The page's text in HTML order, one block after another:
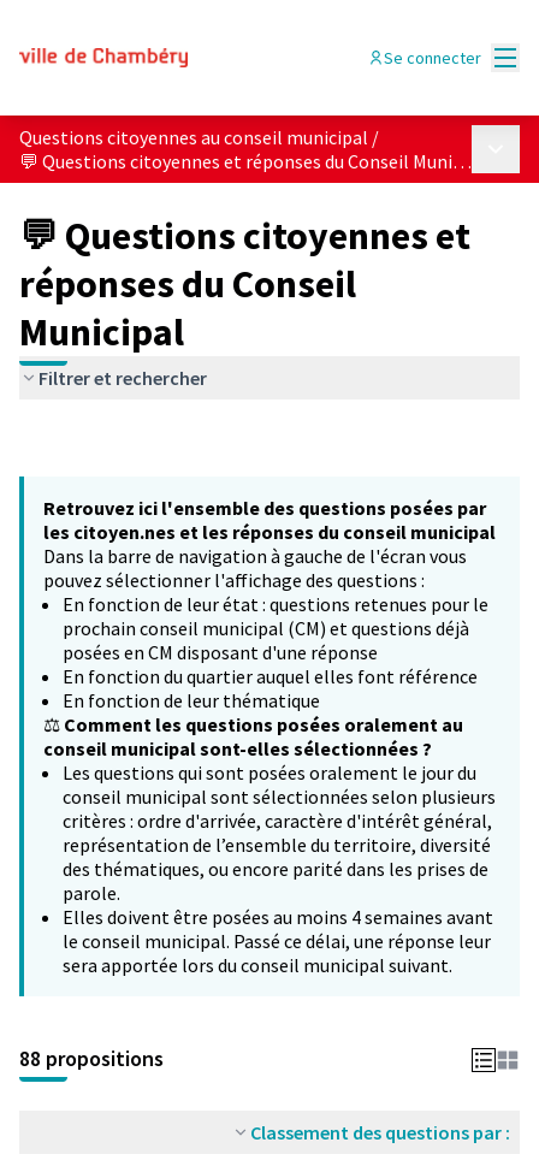
Se connecter
Questions citoyennes au conseil municipal /
💬 Questions citoyennes et réponses du Conseil Municipal
💬 Questions citoyennes et
réponses du Conseil
Municipal
Filtrer et rechercher
Retrouvez ici l'ensemble des questions posées par
les citoyen.nes et les réponses du conseil municipal
Dans la barre de navigation à gauche de l'écran vous
pouvez sélectionner l'affichage des questions :
En fonction de leur état : questions retenues pour le
prochain conseil municipal (CM) et questions déjà
posées en CM disposant d'une réponse
En fonction du quartier auquel elles font référence
En fonction de leur thématique
⚖️ Comment les questions posées oralement au
conseil municipal sont-elles sélectionnées ?
Les questions qui sont posées oralement le jour du
conseil municipal sont sélectionnées selon plusieurs
critères : ordre d'arrivée, caractère d'intérêt général,
représentation de l’ensemble du territoire, diversité
des thématiques, ou encore parité dans les prises de
parole.
Elles doivent être posées au moins 4 semaines avant
le conseil municipal. Passé ce délai, une réponse leur
sera apportée lors du conseil municipal suivant.
88 propositions
Classement des questions par :